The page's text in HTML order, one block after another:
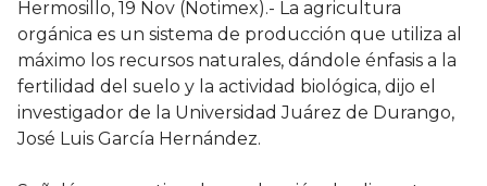
Hermosillo, 19 Nov (Notimex).- La agricultura
orgánica es un sistema de producción que utiliza al
máximo los recursos naturales, dándole énfasis a la
fertilidad del suelo y la actividad biológica, dijo el
investigador de la Universidad Juárez de Durango,
José Luis García Hernández.